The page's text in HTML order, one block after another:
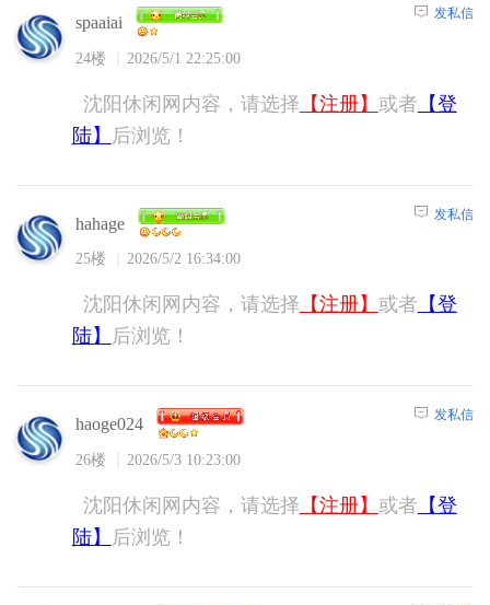
spaaiai
24楼 2026/5/1 22:25:00
发私信
沈阳休闲网内容，请选择 【注册】 或者 【登
陆】
后浏览！
hahage
25楼 2026/5/2 16:34:00
发私信
沈阳休闲网内容，请选择 【注册】 或者 【登
陆】
后浏览！
haoge024
26楼 2026/5/3 10:23:00
发私信
沈阳休闲网内容，请选择 【注册】 或者 【登
陆】
后浏览！